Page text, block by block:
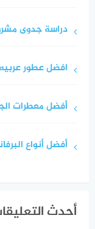
دراسة جدوى
افضل عطور
أفضل معطرات الجو
أفضل أنواع
أحدث